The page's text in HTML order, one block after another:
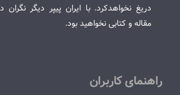
دریغ نخواهدکرد. با ایران پیپر دیگر
مقاله و کتابی نخواهید بود.
راهنمای کاربران